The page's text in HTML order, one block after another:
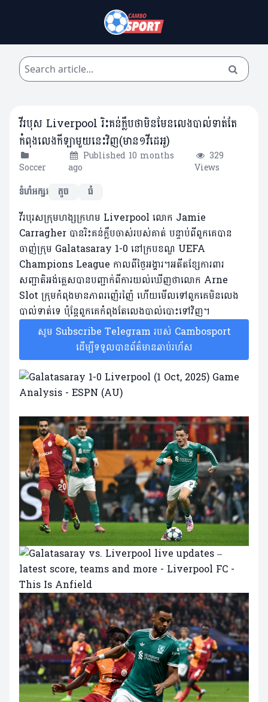
វីរបុស Liverpool រិះគន់ក្លឹបថាមិនមែនលេងបាល់ទាត់តែ
កំពុងលេងកីឡាមួយនេះវិញ(មាន១វីដេអូ)
Soccer
Published 10 months
ago
329
Views
ទំហំអក្សរ
តូច ធំ
វីរបុរសក្រុមហង្សក្រហម Liverpool លោក Jamie
Carragher បានរិះគន់ក្លឹបចាស់របស់គាត់ បន្ទាប់ពីពួកគេបាន
ចាញ់ក្រុម Galatasaray 1-0 នៅក្របខណ្ឌ UEFA
Champions League កាលពីថ្ងៃអង្គារ។អតីតខ្សែការពារ
សញ្ជាតិអង់គ្លេសបានបញ្ជាក់ពីការយល់ឃើញថាលោក Arne
Slot ក្រុមកំពុងមានភាពរញ៉េរញ៉ៃ ហើយមើលទៅពួកគេមិនលេង
បាល់ទាត់ទេ ប៉ុន្តែពួកគេកំពុងតែលេងបាល់បោះទៅវិញ។
សូម Subscribe Telegram របស់ Cambosport
ដើម្បីទទួលបានព័ត៌មានឆាប់រហ័ស